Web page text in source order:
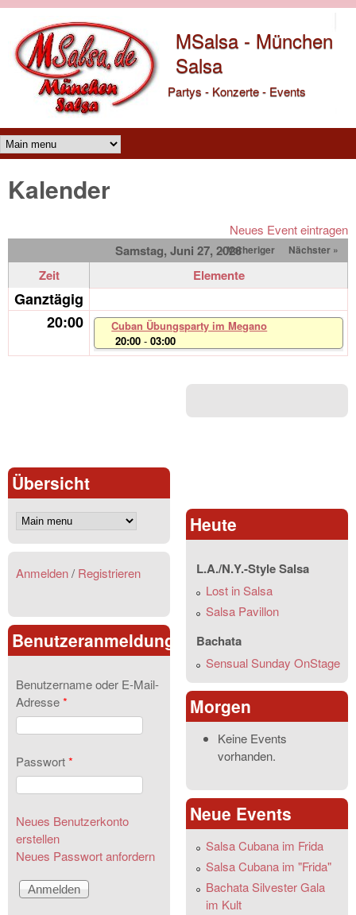
MSalsa - München
Salsa
Partys - Konzerte - Events
Main menu
Kalender
Neues Event eintragen
Samstag, Juni 27, 2026« Vorheriger Nächster »
Zeit Elemente
Ganztägig
20:00
Cuban Übungsparty im Megano
20:00 -03:00
Übersicht
Anmelden/ Registrieren
Benutzeranmeldung
Benutzername oder E-Mail-
Adresse*
Passwort*
Neues Benutzerkonto
erstellen
Neues Passwort anfordern
Heute
L.A./N.Y.-Style Salsa
Lost in Salsa
Salsa Pavillon
Bachata
Sensual Sunday OnStage
Morgen
Keine Events
vorhanden.
Neue Events
Salsa Cubana im Frida
Salsa Cubana im "Frida"
Bachata Silvester Gala
im Kult